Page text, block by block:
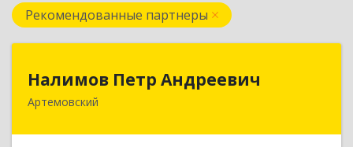
Рекомендованные партнеры
Налимов Петр Андреевич
Артемовский623780, Свердловская обл, Артемовский г,